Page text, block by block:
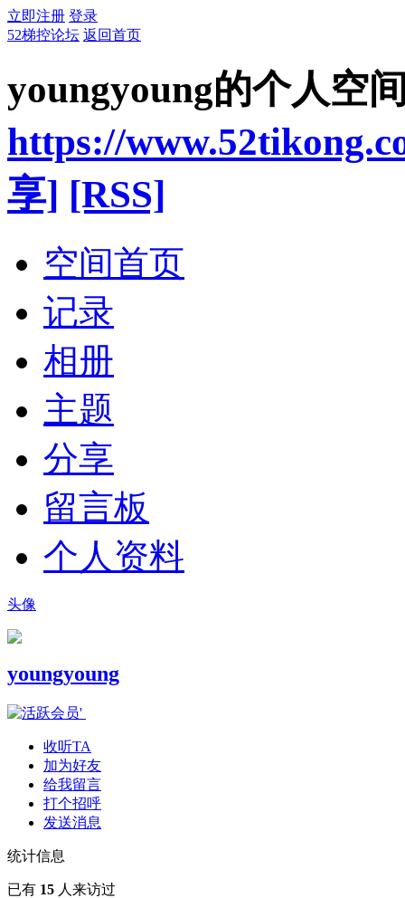
立即注册 登录
52梯控论坛 返回首页
youngyoung的个人空
https://
享] [RSS]
空间首页
记录
相册
主题
分享
留言板
个人资料
头像
youngyoung
收听TA
加为好友
给我留言
打个招呼
发送消息
统计信息
已有 15 人来访过